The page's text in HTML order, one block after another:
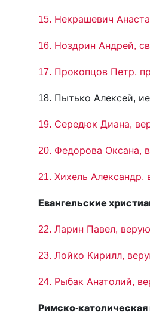
15. Некрашевич
16. Ноздрин Андрей,
17. Прокопцов Петр,
18. Пытько Алексей,
19. Середюк Диана,
20. Федорова Оксана,
21. Хихель
Евангельские
22. Ларин Павел,
23. Лойко Кирилл,
24. Рыбак Анатолий,
Римско-